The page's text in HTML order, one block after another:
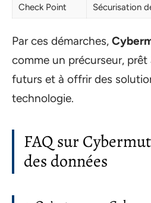
Check Point
Sécurisation
Par ces démarches,
comme un précurseur,
futurs et à offrir des
technologie.
FAQ sur
des données